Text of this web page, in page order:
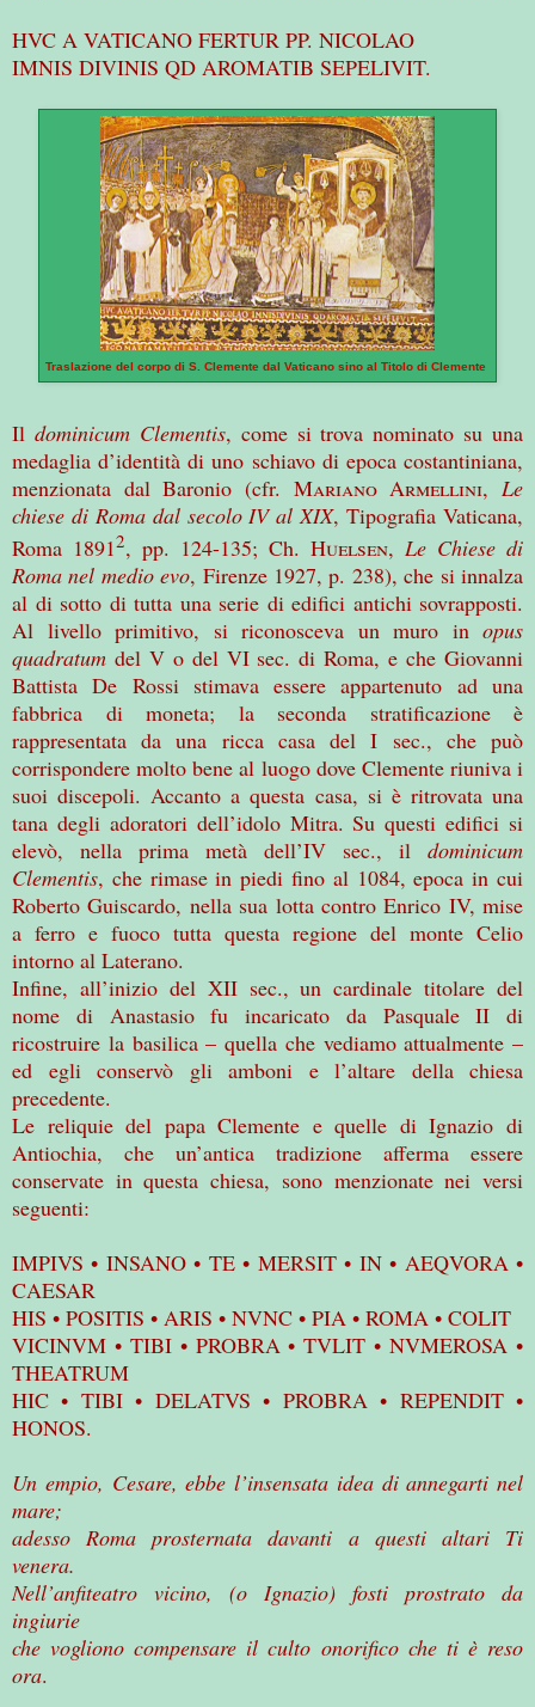
HVC A VATICANO FERTUR PP. NICOLAO
IMNIS DIVINIS QD AROMATIB SEPELIVIT.
Traslazione del corpo di S. Clemente dal Vaticano sino al Titolo di Clemente
Il dominicum Clementis, come si trova nominato su una
medaglia d’identità di uno schiavo di epoca costantiniana,
menzionata dal Baronio (cfr. Mariano Armellini, Le
chiese di Roma dal secolo IV al XIX, Tipografia Vaticana,
Roma 18912, pp. 124-135; Ch. Huelsen, Le Chiese di
Roma nel medio evo, Firenze 1927, p. 238), che si innalza
al di sotto di tutta una serie di edifici antichi sovrapposti.
Al livello primitivo, si riconosceva un muro in opus
quadratum del V o del VI sec. di Roma, e che Giovanni
Battista De Rossi stimava essere appartenuto ad una
fabbrica di moneta; la seconda stratificazione è
rappresentata da una ricca casa del I sec., che può
corrispondere molto bene al luogo dove Clemente riuniva i
suoi discepoli. Accanto a questa casa, si è ritrovata una
tana degli adoratori dell’idolo Mitra. Su questi edifici si
elevò, nella prima metà dell’IV sec., il dominicum
Clementis, che rimase in piedi fino al 1084, epoca in cui
Roberto Guiscardo, nella sua lotta contro Enrico IV, mise
a ferro e fuoco tutta questa regione del monte Celio
intorno al Laterano.
Infine, all’inizio del XII sec., un cardinale titolare del
nome di Anastasio fu incaricato da Pasquale II di
ricostruire la basilica – quella che vediamo attualmente –
ed egli conservò gli amboni e l’altare della chiesa
precedente.
Le reliquie del papa Clemente e quelle di Ignazio di
Antiochia, che un’antica tradizione afferma essere
conservate in questa chiesa, sono menzionate nei versi
seguenti:
IMPIVS • INSANO • TE • MERSIT • IN • AEQVORA •
CAESAR
HIS • POSITIS • ARIS • NVNC • PIA • ROMA • COLIT
VICINVM • TIBI • PROBRA • TVLIT • NVMEROSA •
THEATRUM
HIC • TIBI • DELATVS • PROBRA • REPENDIT •
HONOS.
Un empio, Cesare, ebbe l’insensata idea di annegarti nel
mare;
adesso Roma prosternata davanti a questi altari Ti
venera.
Nell’anfiteatro vicino, (o Ignazio) fosti prostrato da
ingiurie
che vogliono compensare il culto onorifico che ti è reso
ora.